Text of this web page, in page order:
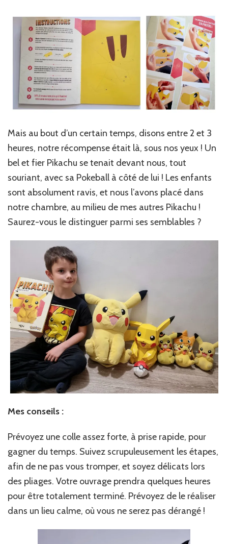
Mais au bout d’un certain temps, disons entre 2 et 3
heures, notre récompense était là, sous nos yeux ! Un
bel et fier Pikachu se tenait devant nous, tout
souriant, avec sa Pokeball à côté de lui ! Les enfants
sont absolument ravis, et nous l’avons placé dans
notre chambre, au milieu de mes autres Pikachu !
Saurez-vous le distinguer parmi ses semblables ?
Mes conseils :
Prévoyez une colle assez forte, à prise rapide, pour
gagner du temps. Suivez scrupuleusement les étapes,
afin de ne pas vous tromper, et soyez délicats lors
des pliages. Votre ouvrage prendra quelques heures
pour être totalement terminé. Prévoyez de le réaliser
dans un lieu calme, où vous ne serez pas dérangé !